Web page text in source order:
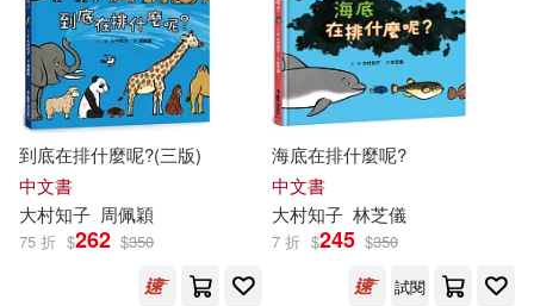
史考特．費滋傑羅(1)
滕毓旭(1)
出版社 (可複選)
小魯文化(8)
到底在排什麼呢?(三版)
中文書
大村知子 周佩穎
75 折 $262 $350
海底在排什麼呢?
中文書
大村知子 林芝儀
7 折 $245 $350
試閱